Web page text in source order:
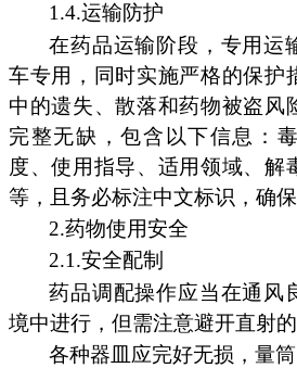
1.4.运输防护
在药品运输阶段，专用运
车专用，同时实施严格的保护
中的遗失、散落和药物被盗风
完整无缺，包含以下信息：
度、使用指导、适用领域、解
等，且务必标注中文标识，确保
2.药物使用安全
2.1.安全配制
药品调配操作应当在通风
境中进行，但需注意避开直射的
各种器皿应完好无损，量